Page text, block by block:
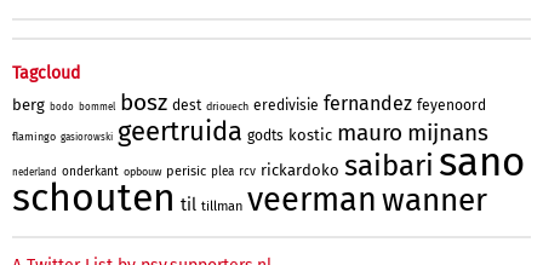
Tagcloud
berg bodo bommel bosz dest driouech eredivisie fernandez feyenoord
flamingo gasiorowski geertruida godts kostic mauro mijnans
nederland onderkant opbouw perisic plea rcv rickardoko saibari sano
schouten til tillman veermanwanner